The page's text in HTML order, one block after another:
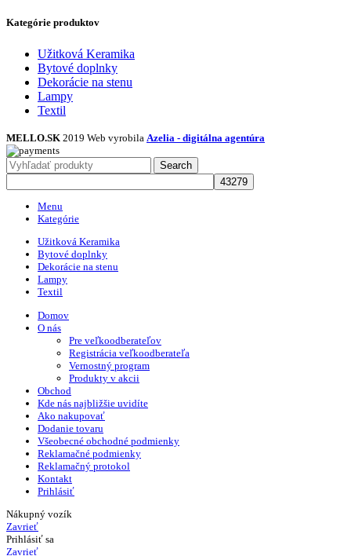
Kategórie produktov
Užitková Keramika
Bytové doplnky
Dekorácie na stenu
Lampy
Textil
MELLO.SK 2019 Web vyrobila Azelia - digitálna agentúra
Search
Menu
Kategórie
Užitková Keramika
Bytové doplnky
Dekorácie na stenu
Lampy
Textil
Domov
O nás
Pre veľkoodberateľov
Registrácia veľkoodberateľa
Vernostný program
Produkty v akcii
Obchod
Kde nás najbližšie uvidíte
Ako nakupovať
Dodanie tovaru
Všeobecné obchodné podmienky
Reklamačné podmienky
Reklamačný protokol
Kontakt
Prihlásiť
Nákupný vozík
Zavrieť
Prihlásiť sa
Zavrieť